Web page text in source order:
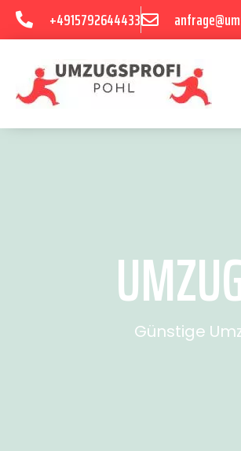
+4915792644433
Günstige